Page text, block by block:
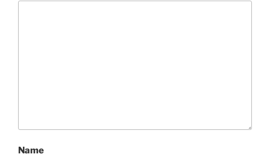
Name